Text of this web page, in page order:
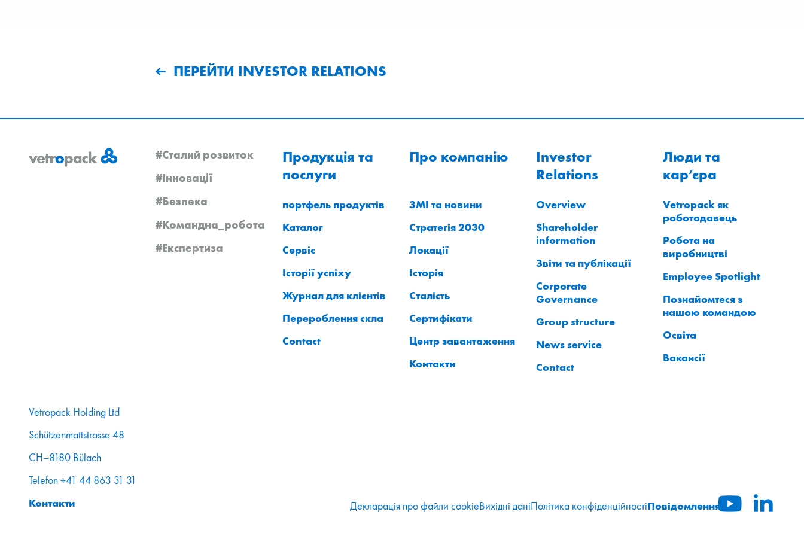
ПЕРЕЙТИ INVESTOR RELATIONS
#Сталий розвиток
#Інновації
#Безпека
#Командна_робота
#Експертиза
Продукція та
послуги
портфель продуктів
Каталог
Сервіс
Історії успіху
Журнал для клієнтів
Перероблення скла
Contact
Про компанію
ЗМІ та новини
Стратегія 2030
Локації
Історія
Сталість
Сертифікати
Центр завантаження
Контакти
Investor
Relations
Overview
Shareholder
information
Звіти та публікації
Corporate
Governance
Group structure
News service
Contact
Люди та
кар’єра
Vetropack як
роботодавець
Робота на
виробництві
Employee Spotlight
Познайомтеся з
нашою командою
Освіта
Вакансії
Vetropack Holding Ltd
Schützenmattstrasse 48
CH–8180 Bülach
Telefon +41 44 863 31 31
Контакти Декларація про файли cookieВихідні даніПолітика конфіденційностіПовідомлення